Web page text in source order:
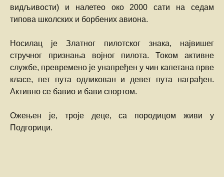
видљивости) и налетео око 2000 сати на седам
типова школских и борбених авиона.
Носилац је Златног пилотског знака, највишег
стручног признања војног пилота. Током активне
службе, превремено је унапређен у чин капетана прве
класе, пет пута одликован и девет пута награђен.
Активно се бавио и бави спортом.
Ожењен је, троје деце, са породицом живи у
Подгорици.